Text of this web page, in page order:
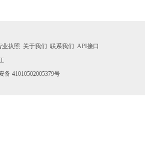
宝长江铝价格市场行情
宝长江铝价格市场行情
业执照 关于我们 联系我们 API接口
备 41010502005379号